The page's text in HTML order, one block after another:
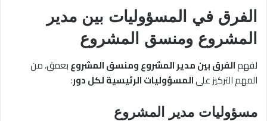
الفرق في المسؤوليات بين مدير
المشروع ومنسق المشروع
لفهمالفرق بين مدير المشروع ومنسق المشروعبعمق، من
المهم التركيز علىالمسؤوليات الرئيسية لكل دور:
مسؤوليات مدير المشروع